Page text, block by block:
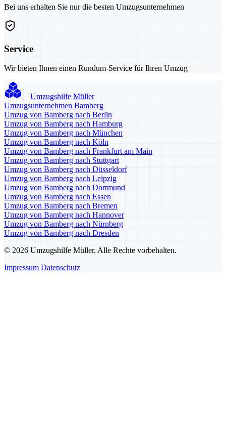
Bei uns erhalten Sie nur die besten Umzugsunternehmen
Service
Wir bieten Ihnen einen Rundum-Service für Ihren Umzug
Umzugshilfe Müller
Umzugsunternehmen Bamberg
Umzug von Bamberg nach Berlin
Umzug von Bamberg nach Hamburg
Umzug von Bamberg nach München
Umzug von Bamberg nach Köln
Umzug von Bamberg nach Frankfurt am Main
Umzug von Bamberg nach Stuttgart
Umzug von Bamberg nach Düsseldorf
Umzug von Bamberg nach Leipzig
Umzug von Bamberg nach Dortmund
Umzug von Bamberg nach Essen
Umzug von Bamberg nach Bremen
Umzug von Bamberg nach Hannover
Umzug von Bamberg nach Nürnberg
Umzug von Bamberg nach Dresden
© 2026 Umzugshilfe Müller. Alle Rechte vorbehalten.
Impressum Datenschutz